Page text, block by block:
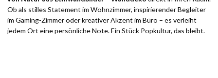
Ob als stilles Statement im Wohnzimmer, inspirierender Begleiter
im Gaming-Zimmer oder kreativer Akzent im Büro – es verleiht
jedem Ort eine persönliche Note. Ein Stück Popkultur, das bleibt.